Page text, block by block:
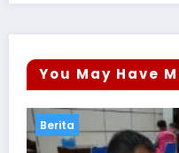
You May Have